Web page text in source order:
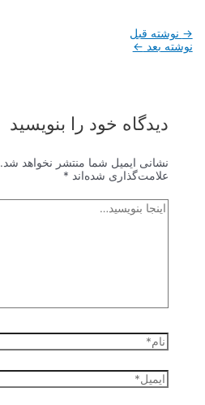
راهبری
نوشته
→ نوشته قبل
نوشته بعد ←
دیدگاه‌ خود را بنویسید
نشانی ایمیل شما منتشر نخواهد شد.
علامت‌گذاری شده‌اند *
اینجا
بنویسید…
نام*
ایمیل*